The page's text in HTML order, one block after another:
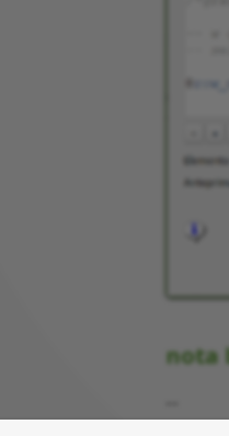
nota